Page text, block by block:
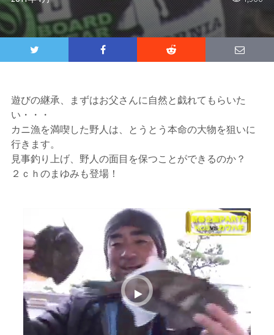
遊びの継承、まずはお父さんに自然と戯れてもらいた
い・・・
カニ漁を満喫した野人は、とうとう本命の大物を狙いに
行きます。
見事釣り上げ、野人の面目を保つことができるのか？
２ｃｈのまゆみも登場！